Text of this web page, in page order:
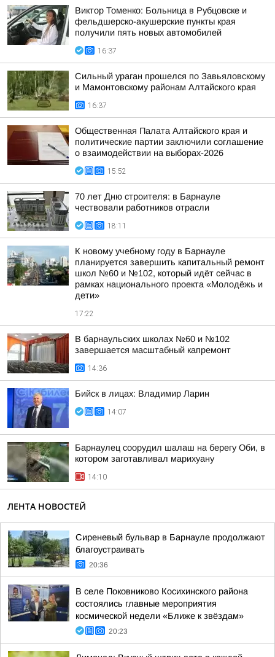
Виктор Томенко: Больница в Рубцовске и
фельдшерско-акушерские пункты края
получили пять новых автомобилей
16:37
Сильный ураган прошелся по Завьяловскому
и Мамонтовскому районам Алтайского края
16:37
Общественная Палата Алтайского края и
политические партии заключили соглашение
о взаимодействии на выборах-2026
15:52
70 лет Дню строителя: в Барнауле
чествовали работников отрасли
18:11
К новому учебному году в Барнауле
планируется завершить капитальный ремонт
школ №60 и №102, который идёт сейчас в
рамках национального проекта «Молодёжь и
дети»
17:22
В барнаульских школах №60 и №102
завершается масштабный капремонт
14:36
Бийск в лицах: Владимир Ларин
14:07
Барнаулец соорудил шалаш на берегу Оби, в
котором заготавливал марихуану
14:10
ЛЕНТА НОВОСТЕЙ
Сиреневый бульвар в Барнауле продолжают
благоустраивать
20:36
В селе Поковниково Косихинского района
состоялись главные мероприятия
космической недели «Ближе к звёздам»
20:23